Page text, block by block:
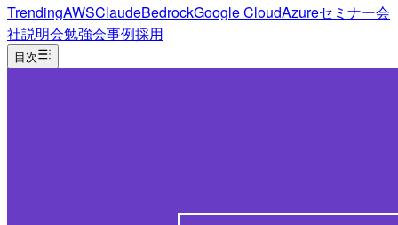
TrendingAWSClaudeBedrockGoogle CloudAzureセミナー会
社説明会勉強会事例採用
目次